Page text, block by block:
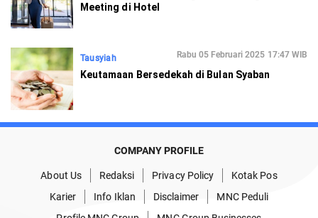
Meeting di Hotel
Tausyiah Rabu 05 Februari 2025 17:47 WIB
Keutamaan Bersedekah di Bulan Syaban
COMPANY PROFILE
About Us Redaksi Privacy Policy
Kotak Pos
Karier
Info Iklan Disclaimer
MNC Peduli